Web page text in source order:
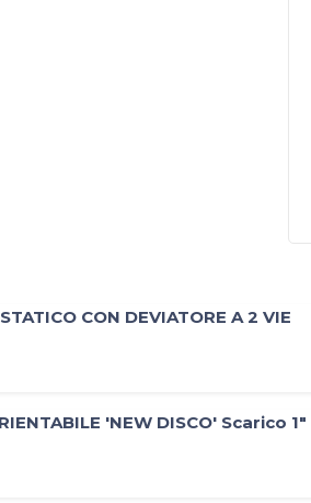
CON DEVIATORE A 2 VIE
'NEW DISCO' Scarico 1"